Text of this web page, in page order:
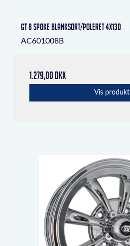
GT 8 Spoke Blanksort/poleret 4x130
AC601008B
1.279,00 DKK
Vis produkt